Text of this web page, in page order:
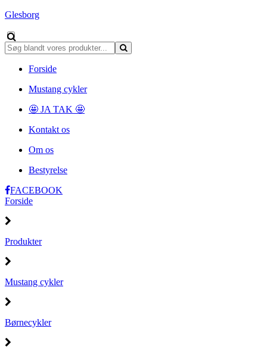
Glesborg
Forside
Mustang cykler
🤩 JA TAK 🤩
Kontakt os
Om os
Bestyrelse
FACEBOOK
Forside
Produkter
Mustang cykler
Børnecykler